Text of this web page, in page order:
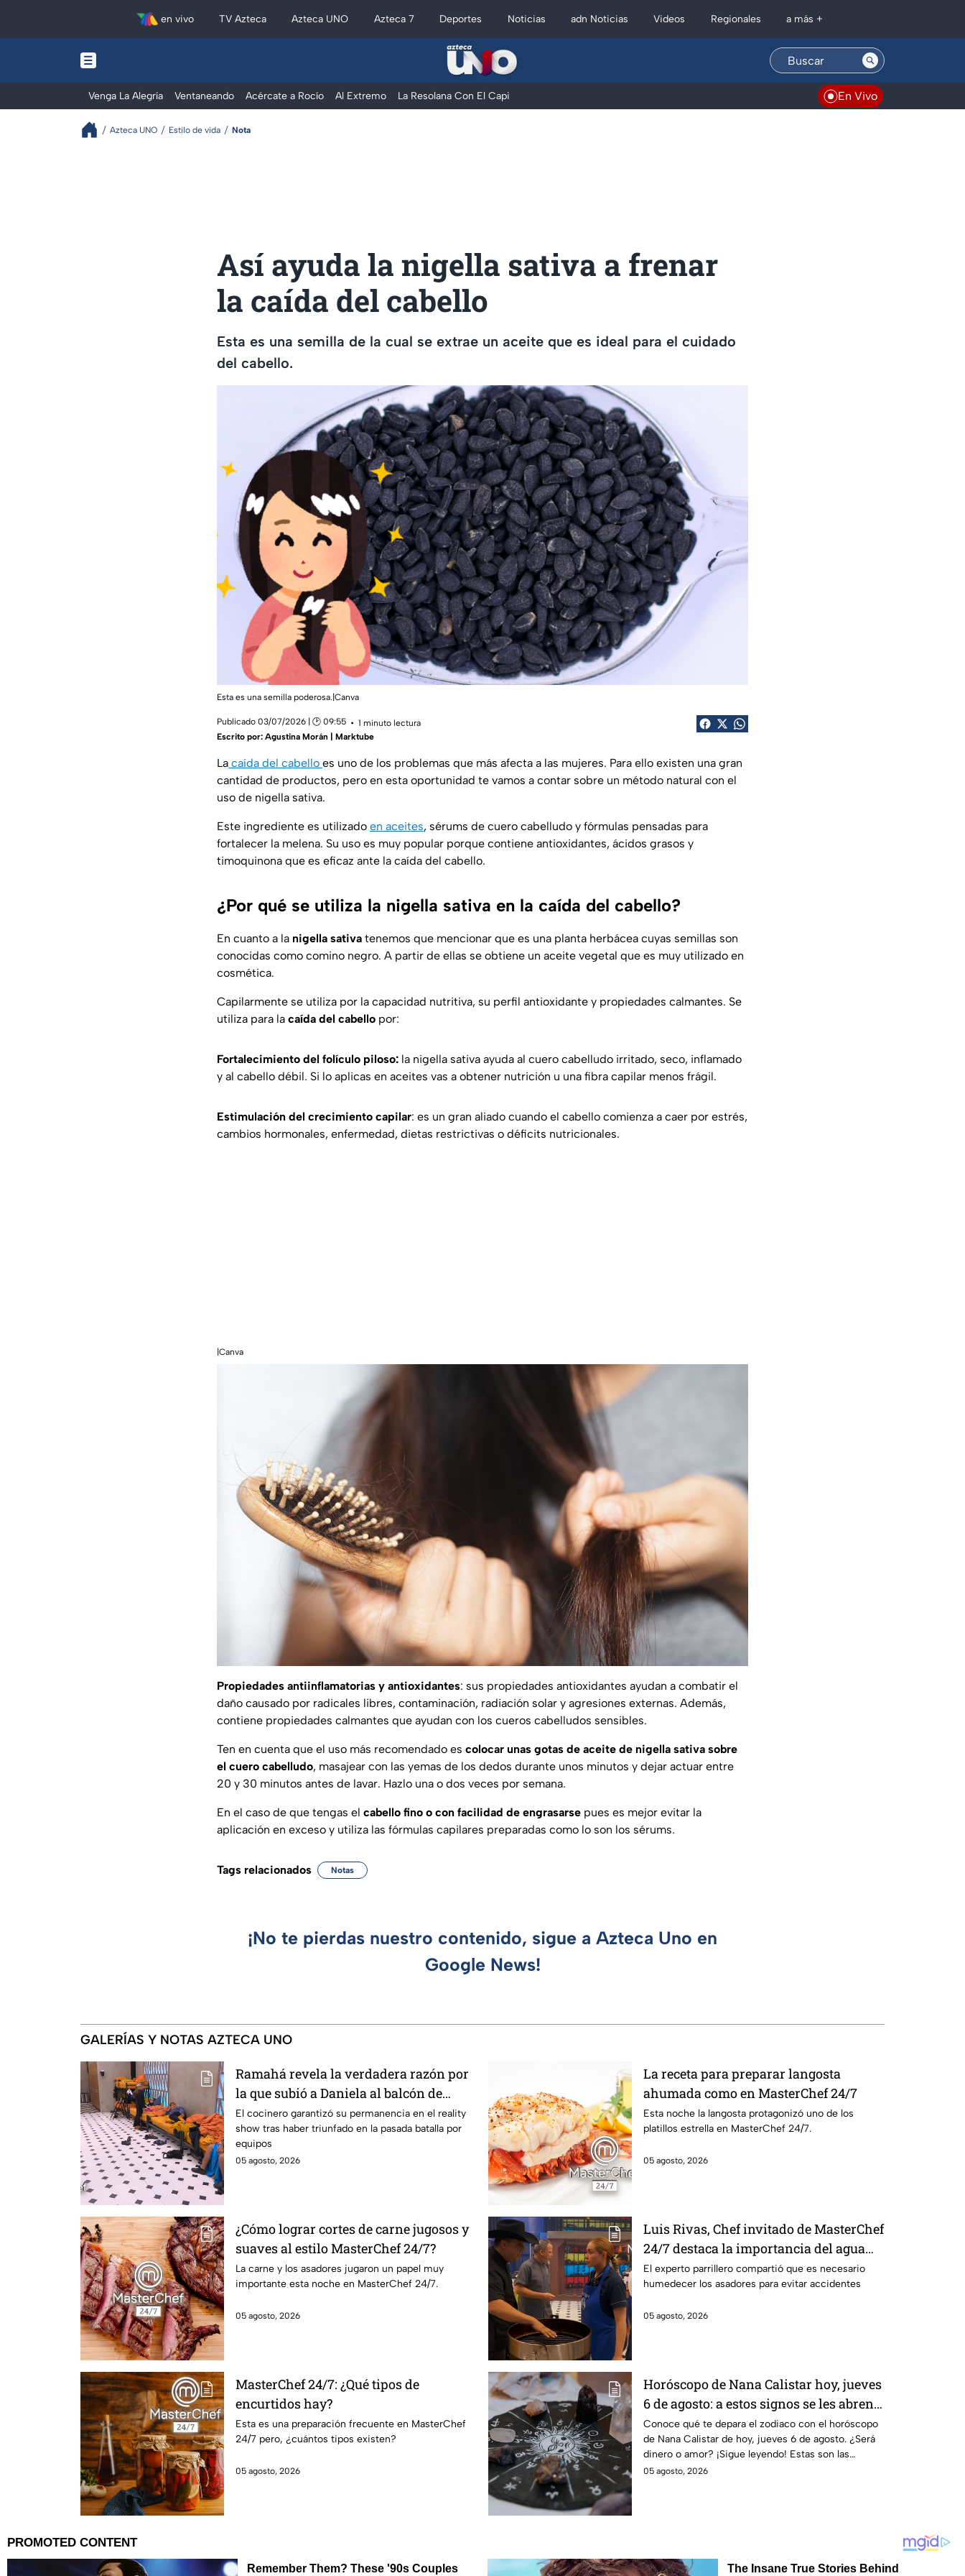
en vivo TV Azteca Azteca UNO Azteca 7 Deportes Noticias adn Noticias Videos Regionales a más +
Venga La Alegría Ventaneando Acércate a Rocío Al Extremo La Resolana Con El Capi En Vivo
Azteca UNO Estilo de vida Nota
Así ayuda la nigella sativa a frenar
la caída del cabello
Esta es una semilla de la cual se extrae un aceite que es ideal para el cuidado
del cabello.
Esta es una semilla poderosa.|Canva
Publicado 03/07/2026 | 🕑 09:55
1 minuto lectura
Escrito por: Agustina Morán | Marktube
La caída del cabello es uno de los problemas que más afecta a las mujeres. Para ello existen una gran
cantidad de productos, pero en esta oportunidad te vamos a contar sobre un método natural con el
uso de nigella sativa.
Este ingrediente es utilizado en aceites, sérums de cuero cabelludo y fórmulas pensadas para
fortalecer la melena. Su uso es muy popular porque contiene antioxidantes, ácidos grasos y
timoquinona que es eficaz ante la caída del cabello.
¿Por qué se utiliza la nigella sativa en la caída del cabello?
En cuanto a la nigella sativa tenemos que mencionar que es una planta herbácea cuyas semillas son
conocidas como comino negro. A partir de ellas se obtiene un aceite vegetal que es muy utilizado en
cosmética.
Capilarmente se utiliza por la capacidad nutritiva, su perfil antioxidante y propiedades calmantes. Se
utiliza para la caída del cabello por:
Fortalecimiento del folículo piloso: la nigella sativa ayuda al cuero cabelludo irritado, seco, inflamado
y al cabello débil. Si lo aplicas en aceites vas a obtener nutrición u una fibra capilar menos frágil.
Estimulación del crecimiento capilar: es un gran aliado cuando el cabello comienza a caer por estrés,
cambios hormonales, enfermedad, dietas restrictivas o déficits nutricionales.
|Canva
Propiedades antiinflamatorias y antioxidantes: sus propiedades antioxidantes ayudan a combatir el
daño causado por radicales libres, contaminación, radiación solar y agresiones externas. Además,
contiene propiedades calmantes que ayudan con los cueros cabelludos sensibles.
Ten en cuenta que el uso más recomendado es colocar unas gotas de aceite de nigella sativa sobre
el cuero cabelludo, masajear con las yemas de los dedos durante unos minutos y dejar actuar entre
20 y 30 minutos antes de lavar. Hazlo una o dos veces por semana.
En el caso de que tengas el cabello fino o con facilidad de engrasarse pues es mejor evitar la
aplicación en exceso y utiliza las fórmulas capilares preparadas como lo son los sérums.
Tags relacionados Notas
¡No te pierdas nuestro contenido, sigue a Azteca Uno en
Google News!
GALERÍAS Y NOTAS AZTECA UNO
Ramahá revela la verdadera razón por
la que subió a Daniela al balcón de
MasterChef 24/7
El cocinero garantizó su permanencia en el reality
show tras haber triunfado en la pasada batalla por
equipos
05 agosto, 2026
La receta para preparar langosta
ahumada como en MasterChef 24/7
Esta noche la langosta protagonizó uno de los
platillos estrella en MasterChef 24/7.
05 agosto, 2026
¿Cómo lograr cortes de carne jugosos y
suaves al estilo MasterChef 24/7?
La carne y los asadores jugaron un papel muy
importante esta noche en MasterChef 24/7.
05 agosto, 2026
Luis Rivas, Chef invitado de MasterChef
24/7 destaca la importancia del agua
para la preparación de cualquier asado
El experto parrillero compartió que es necesario
humedecer los asadores para evitar accidentes
05 agosto, 2026
MasterChef 24/7: ¿Qué tipos de
encurtidos hay?
Esta es una preparación frecuente en MasterChef
24/7 pero, ¿cuántos tipos existen?
05 agosto, 2026
Horóscopo de Nana Calistar hoy, jueves
6 de agosto: a estos signos se les abren
las puertas del dinero
Conoce qué te depara el zodiaco con el horóscopo
de Nana Calistar de hoy, jueves 6 de agosto. ¿Será
dinero o amor? ¡Sigue leyendo! Estas son las
predicciones.
05 agosto, 2026